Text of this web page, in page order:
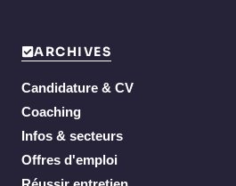
ARCHIVES
Candidature & CV
Coaching
Infos & secteurs
Offres d'emploi